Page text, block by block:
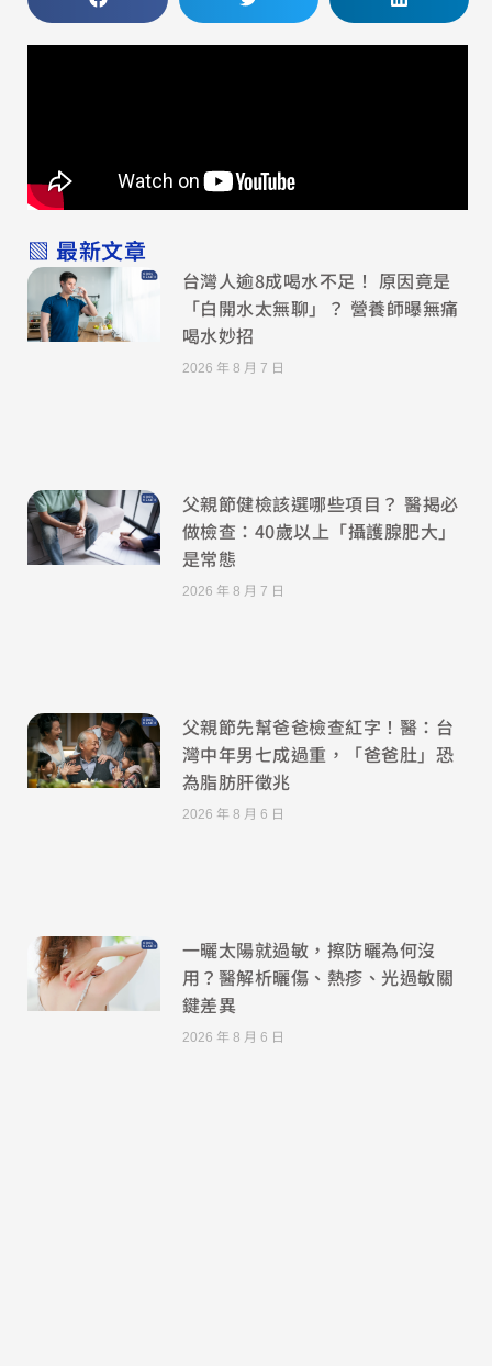
▧ 最新文章
台灣人逾8成喝水不足！ 原因竟是
「白開水太無聊」？ 營養師曝無痛
喝水妙招
2026 年 8 月 7 日
父親節健檢該選哪些項目？ 醫揭必
做檢查：40歲以上「攝護腺肥大」
是常態
2026 年 8 月 7 日
父親節先幫爸爸檢查紅字！醫：台
灣中年男七成過重，「爸爸肚」恐
為脂肪肝徵兆
2026 年 8 月 6 日
一曬太陽就過敏，擦防曬為何沒
用？醫解析曬傷、熱疹、光過敏關
鍵差異
2026 年 8 月 6 日